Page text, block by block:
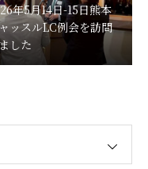
年5月14日-15日熊本
ッスルLC例会を訪問
した